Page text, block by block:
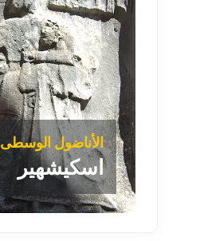
الأناضول الوسطى
اسكيشهير